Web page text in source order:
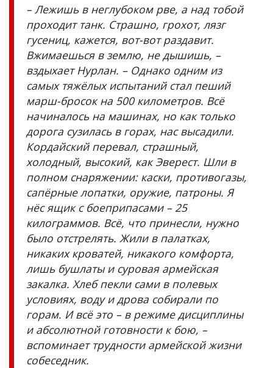
– Лежишь в неглубоком рве, а над тобой
проходит танк. Страшно, грохот, лязг
гусениц, кажется, вот-вот раздавит.
Вжимаешься в землю, не дышишь, –
вздыхает Нурлан. – Однако одним из
самых тяжёлых испытаний стал пеший
марш-бросок на 500 километров. Всё
начиналось на машинах, но как только
дорога сузилась в горах, нас высадили.
Кордайский перевал, страшный,
холодный, высокий, как Эверест. Шли в
полном снаряжении: каски, противогазы,
сапёрные лопатки, оружие, патроны. Я
нёс ящик с боеприпасами – 25
килограммов. Всё, что принесли, нужно
было отстрелять. Жили в палатках,
никаких кроватей, никакого комфорта,
лишь бушлаты и суровая армейская
закалка. Хлеб пекли сами в полевых
условиях, воду и дрова собирали по
горам. И всё это – в режиме дисциплины
и абсолютной готовности к бою, –
вспоминает трудности армейской жизни
собеседник.